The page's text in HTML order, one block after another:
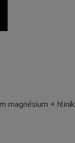
magnésium + hliník